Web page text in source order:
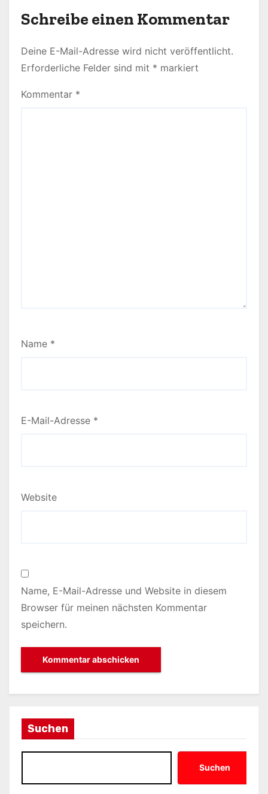
Schreibe einen Kommentar
Deine E-Mail-Adresse wird nicht veröffentlicht.
Erforderliche Felder sind mit * markiert
Kommentar *
Name *
E-Mail-Adresse *
Website
Name, E-Mail-Adresse und Website in diesem
Browser für meinen nächsten Kommentar
speichern.
Suchen
Suchen